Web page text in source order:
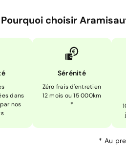
Pourquoi choisir
dans
nos
Sérénité
Zéro frais d'entretien
12 mois ou 15 000km
*
* Au